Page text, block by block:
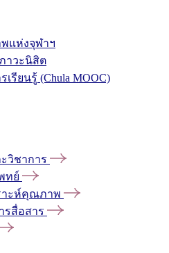
แห่งจุฬาฯ
าวะนิสิต
รียนรู้ (Chula MOOC)
วิชาการ
ทย์
าะห์คุณภาพ
รสื่อสาร